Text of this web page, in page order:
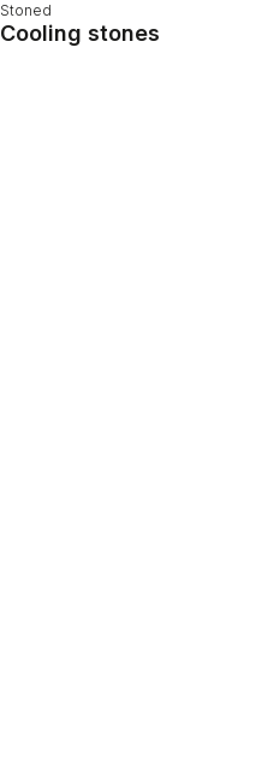
Stoned
Cooling stones